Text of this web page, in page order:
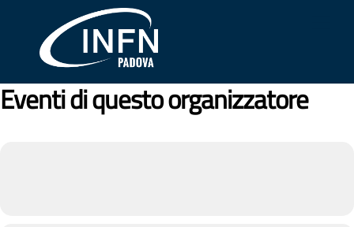
content
Eventi di questo organizzatore